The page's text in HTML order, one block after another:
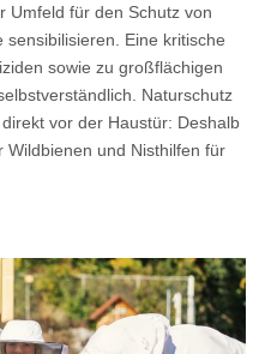
Umfeld für den Schutz von
Eine kritische
sowie zu großflächigen
Naturschutz
vor der Haustür: Deshalb
Wildbienen und Nisthilfen für